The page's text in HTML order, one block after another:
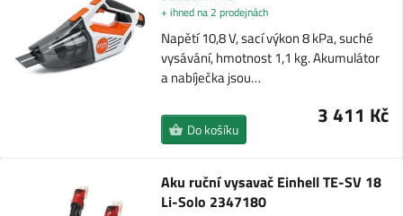
+ ihned na 2 prodejnách
Napětí 10,8 V, sací výkon 8 kPa, suché
vysávání, hmotnost 1,1 kg. Akumulátor
a nabíječka jsou…
3 411 Kč
Do košíku
Aku ruční vysavač Einhell TE-SV 18
Li-Solo 2347180